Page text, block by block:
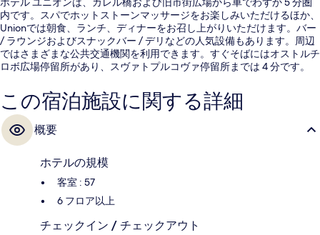
内です。スパでホットストーンマッサージをお楽しみいただけるほか、
Unionでは朝食、ランチ、ディナーをお召し上がりいただけます。バー
/ ラウンジおよびスナックバー / デリなどの人気設備もあります。周辺
ではさまざまな公共交通機関を利用できます。すぐそばにはオストルチ
ロボ広場停留所があり、スヴァトプルコヴァ停留所までは 4 分です。
この宿泊施設に関する詳細
概要
ホテルの規模
客室 : 57
6 フロア以上
チェックイン / チェックアウト